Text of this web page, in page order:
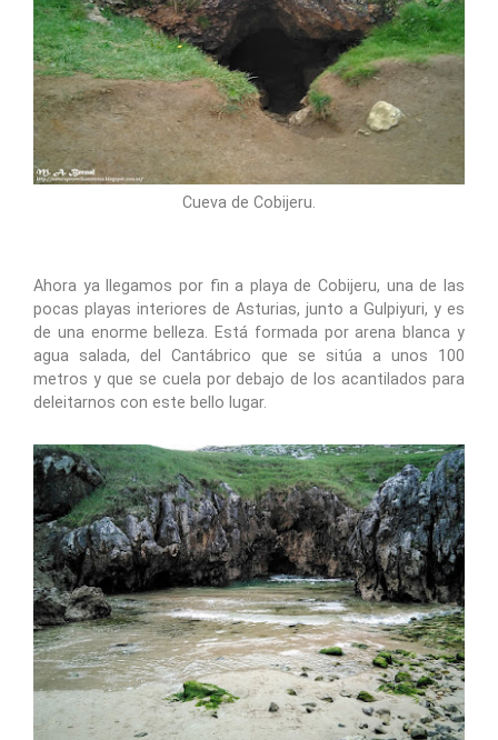
Cueva de Cobijeru.
Ahora ya llegamos por fin a playa de Cobijeru, una de las
pocas playas interiores de Asturias, junto a Gulpiyuri, y es
de una enorme belleza. Está formada por arena blanca y
agua salada, del Cantábrico que se sitúa a unos 100
metros y que se cuela por debajo de los acantilados para
deleitarnos con este bello lugar.